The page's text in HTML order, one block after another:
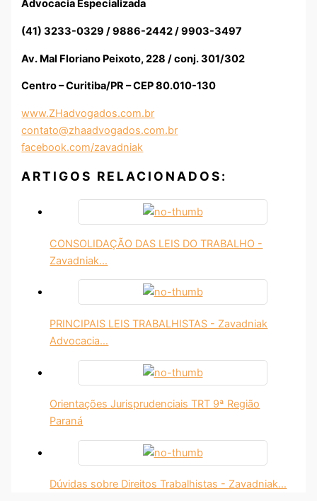
Advocacia Especializada
(41) 3233-0329 / 9886-2442 / 9903-3497
Av. Mal Floriano Peixoto, 228 / conj. 301/302
Centro – Curitiba/PR – CEP 80.010-130
www.ZHadvogados.com.br
contato@zhaadvogados.com.br
facebook.com/zavadniak
ARTIGOS RELACIONADOS:
CONSOLIDAÇÃO DAS LEIS DO TRABALHO -
Zavadniak…
PRINCIPAIS LEIS TRABALHISTAS - Zavadniak
Advocacia…
Orientações Jurisprudenciais TRT 9ª Região
Paraná
Dúvidas sobre Direitos Trabalhistas - Zavadniak…